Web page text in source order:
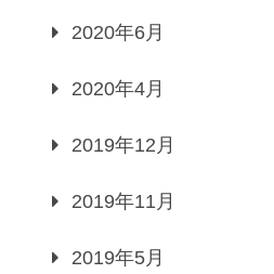
2020年6月
2020年4月
2019年12月
2019年11月
2019年5月